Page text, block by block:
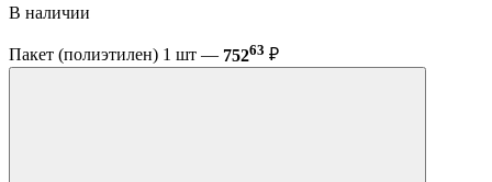
В наличии
Пакет (полиэтилен) 1 шт — 75263 ₽